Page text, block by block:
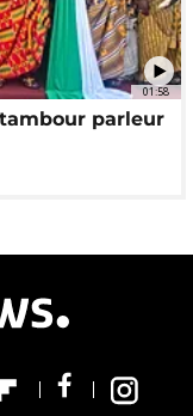
01:58
parleur